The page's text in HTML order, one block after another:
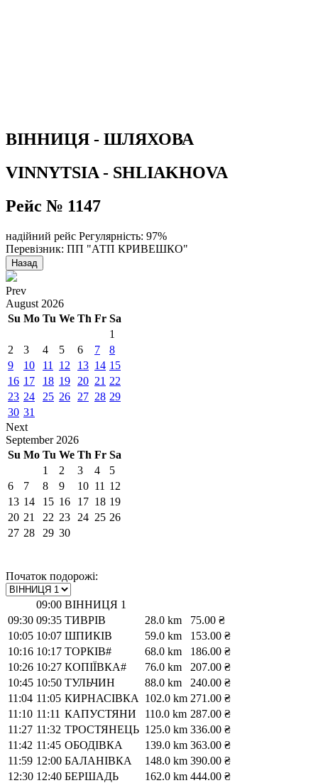
ВІННИЦЯ - ШЛЯХОВА
VINNYTSIA - SHLIAKHOVA
Рейс № 1147
надійний рейс Регулярність: 97%
Перевізник: ПП "АТП КРИВЕШКО"
Назад
Prev
August 2026
Su Mo Tu We Th Fr Sa
1
2
3 4 5 6 7
8
9
10 11 12 13 14 15
16 17 18 19 20 21 22
23 24 25 26 27 28 29
30 31
Next
September 2026
Su Mo Tu We Th Fr Sa
1
2 3 4
5
6
7 8 9 10 11 12
13 14 15 16 17 18 19
20 21 22 23 24 25 26
27 28 29 30
Початок подорожі:
09:00 ВІННИЦЯ 1
09:30 09:35 ТИВРІВ 28.0 km
75.00 ₴
10:05 10:07 ШПИКІВ 59.0 km
153.00 ₴
10:16 10:17 ТОРКІВ# 68.0 km
186.00 ₴
10:26 10:27 КОПІЇВКА# 76.0 km
207.00 ₴
10:45 10:50 ТУЛЬЧИН 88.0 km
240.00 ₴
11:04 11:05 КИРНАСІВКА 102.0 km 271.00 ₴
11:10 11:11 КАПУСТЯНИ 110.0 km 287.00 ₴
11:27 11:32 ТРОСТЯНЕЦЬ 125.0 km 336.00 ₴
11:42 11:45 ОБОДІВКА 139.0 km 363.00 ₴
11:59 12:00 БАЛАНІВКА 148.0 km 390.00 ₴
12:30 12:40 БЕРШАДЬ 162.0 km 444.00 ₴